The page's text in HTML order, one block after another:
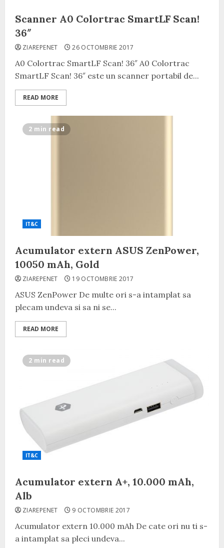
Scanner A0 Colortrac SmartLF Scan!
36″
ZIAREPENET 26 OCTOMBRIE 2017
A0 Colortrac SmartLF Scan! 36″ A0 Colortrac
SmartLF Scan! 36″ este un scanner portabil de...
READ MORE
2 min read
IT&C
Acumulator extern ASUS ZenPower,
10050 mAh, Gold
ZIAREPENET 19 OCTOMBRIE 2017
ASUS ZenPower De multe ori s-a intamplat sa
plecam undeva si sa ni se...
READ MORE
2 min read
IT&C
Acumulator extern A+, 10.000 mAh,
Alb
ZIAREPENET 9 OCTOMBRIE 2017
Acumulator extern 10.000 mAh De cate ori nu ti s-
a intamplat sa pleci undeva...